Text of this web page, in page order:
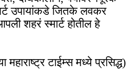
उपायांकडे जितके लवकर
शहरं स्मार्ट होतील हे
टाईम्स मध्ये प्रसिद्ध)